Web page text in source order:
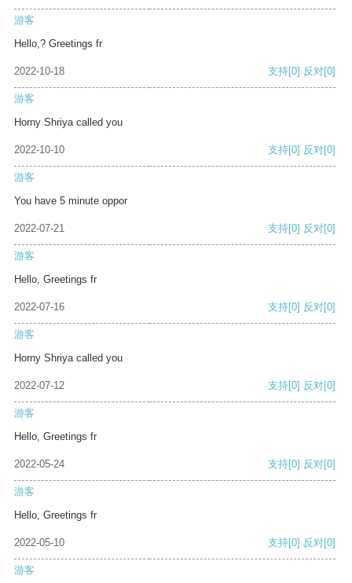
游客
Hello,? Greetings fr
2022-10-18 支持[0] 反对[0]
游客
Horny Shriya called you
2022-10-10 支持[0] 反对[0]
游客
You have 5 minute oppor
2022-07-21 支持[0] 反对[0]
游客
Hello, Greetings fr
2022-07-16 支持[0] 反对[0]
游客
Horny Shriya called you
2022-07-12 支持[0] 反对[0]
游客
Hello, Greetings fr
2022-05-24 支持[0] 反对[0]
游客
Hello, Greetings fr
2022-05-10 支持[0] 反对[0]
游客